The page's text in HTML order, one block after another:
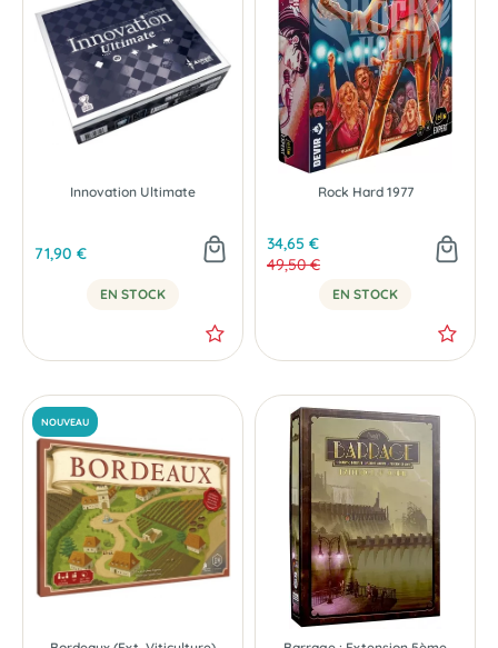
Innovation Ultimate
71,90 €
EN STOCK
Rock Hard 1977
34,65 €
49,50 €
EN STOCK